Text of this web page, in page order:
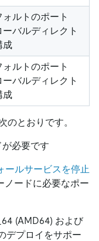
ォルトのポート
ーバルディレクト
成
ォルトのポート
ーバルディレクト
成
のとおりです。
必要です
ールサービスを停止
ノードに必要なポー
(AMD64) および
デプロイをサポー